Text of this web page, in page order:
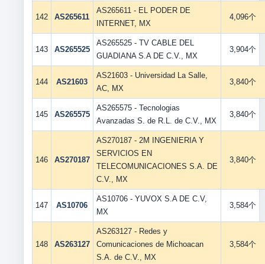
142 AS265611
AS265611 - EL PODER DE
INTERNET, MX
4,096个
143 AS265525
AS265525 - TV CABLE DEL
GUADIANA S.A DE C.V., MX
3,904个
144 AS21603
AS21603 - Universidad La Salle,
AC, MX
3,840个
145 AS265575
AS265575 - Tecnologias
Avanzadas S. de R.L. de C.V., MX
3,840个
146 AS270187
AS270187 - 2M INGENIERIA Y
SERVICIOS EN
TELECOMUNICACIONES S.A. DE
C.V., MX
3,840个
147 AS10706
AS10706 - YUVOX S.A DE C.V,
MX
3,584个
148 AS263127
AS263127 - Redes y
Comunicaciones de Michoacan
S.A. de C.V., MX
3,584个